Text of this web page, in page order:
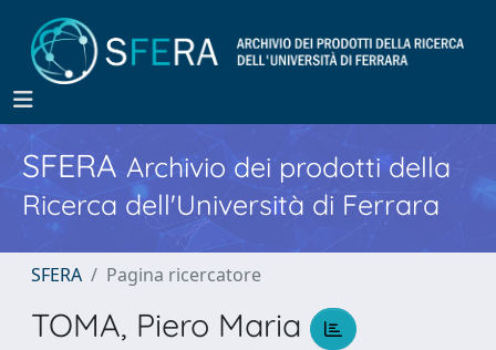
SFERA Archivio dei prodotti della
Ricerca dell'Università di Ferrara
SFERA Pagina ricercatore
TOMA, Piero Maria